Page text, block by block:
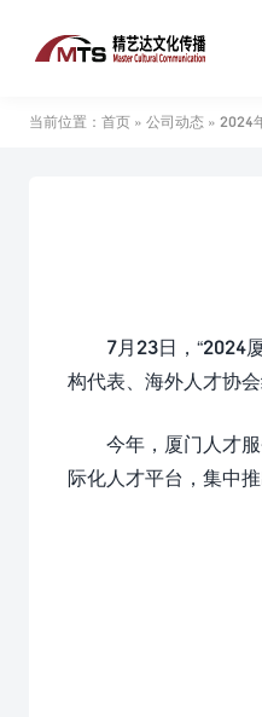
当前位置： 首页 » 公司动态 » 2024
7月23日，“2024
构代表、海外人才协
今年，厦门人才
际化人才平台，集中